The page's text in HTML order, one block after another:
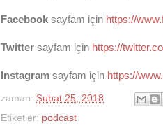
Facebook sayfam için https://
Twitter sayfam için https://
Instagram sayfam için https://
zaman: Şubat 25, 2018
Etiketler: podcast